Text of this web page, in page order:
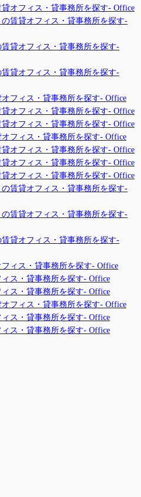
オフィス・貸事務所を探す- Office
賃貸オフィス・貸事務所を探す-
貸オフィス・貸事務所を探す-
貸オフィス・貸事務所を探す-
フィス・貸事務所を探す- Office
オフィス・貸事務所を探す- Office
オフィス・貸事務所を探す- Office
フィス・貸事務所を探す- Office
オフィス・貸事務所を探す- Office
オフィス・貸事務所を探す- Office
オフィス・貸事務所を探す- Office
賃貸オフィス・貸事務所を探す-
賃貸オフィス・貸事務所を探す-
貸オフィス・貸事務所を探す-
ィス・貸事務所を探す- Office
ス・貸事務所を探す- Office
ス・貸事務所を探す- Office
フィス・貸事務所を探す- Office
ス・貸事務所を探す- Office
ス・貸事務所を探す- Office